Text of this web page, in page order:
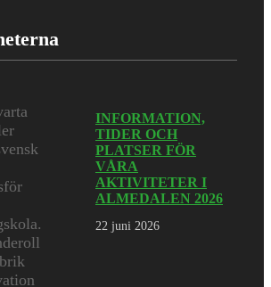
INFORMATION,
TIDER OCH
PLATSER FÖR
VÅRA
AKTIVITETER I
ALMEDALEN 2026
22 juni 2026